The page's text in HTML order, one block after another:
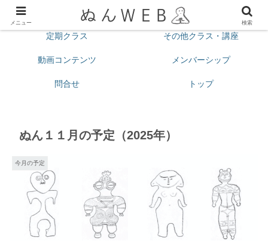
プロフィール 今月の予定
定期クラス その他クラス・講座
動画コンテンツ メンバーシップ
問合せ トップ
ぬん１１月の予定（2025年）
今月の予定
メニュー 検索